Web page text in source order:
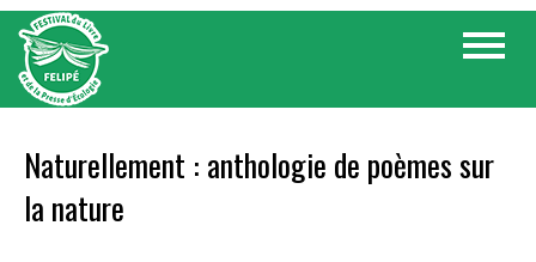
Skip
content
Toggle
Naturellement : anthologie de poèmes sur
la nature